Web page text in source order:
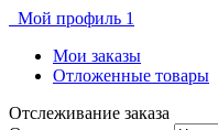
Мой профиль 1
Мои заказы
Отложенные товары
Отслеживание заказа